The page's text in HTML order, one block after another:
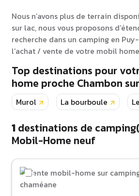
Nous n’avons plus de terrain
sur lac, nous vous proposons
recherche dans un camping en
l’achat / vente de votre mobil
Top destinations pour
home proche Chambon
Murol La bourboule
1destinations de
Mobil-Home neuf